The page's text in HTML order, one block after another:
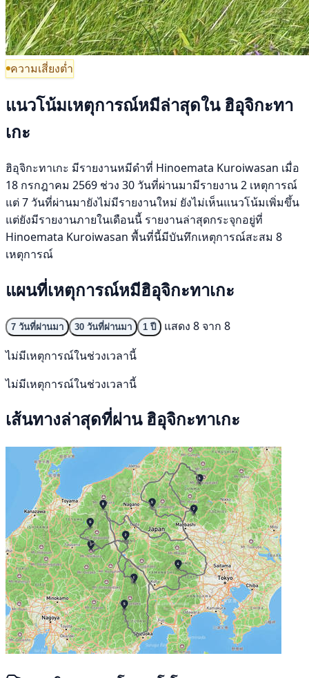
ความเสี่ยงต่ำ
แนวโน้มเหตุการณ์หมีล่าสุดใน ฮิอุจิกะทา
เกะ
ฮิอุจิกะทาเกะ มีรายงานหมีดำที่ Hinoemata Kuroiwasan เมื่อ
18 กรกฎาคม 2569 ช่วง 30 วันที่ผ่านมามีรายงาน 2 เหตุการณ์
แต่ 7 วันที่ผ่านมายังไม่มีรายงานใหม่ ยังไม่เห็นแนวโน้มเพิ่มขึ้น
แต่ยังมีรายงานภายในเดือนนี้ รายงานล่าสุดกระจุกอยู่ที่
Hinoemata Kuroiwasan พื้นที่นี้มีบันทึกเหตุการณ์สะสม 8
เหตุการณ์
แผนที่เหตุการณ์หมีฮิอุจิกะทาเกะ
7 วันที่ผ่านมา 30 วันที่ผ่านมา 1 ปี
แสดง 8 จาก 8
ไม่มีเหตุการณ์ในช่วงเวลานี้
ไม่มีเหตุการณ์ในช่วงเวลานี้
เส้นทางล่าสุดที่ผ่าน ฮิอุจิกะทาเกะ